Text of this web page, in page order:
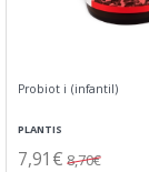
Probiot i (infantil)
PLANTIS
7,91€ 8,70€